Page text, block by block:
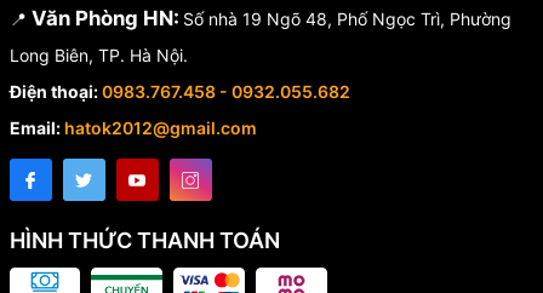
📍 Văn Phòng HN: Số nhà 19 Ngõ 48, Phố Ngọc Trì, Phường
Long Biên, TP. Hà Nội.
Điện thoại:0983.767.458 - 0932.055.682
Email: hatok2012@gmail.com
HÌNH THỨC THANH TOÁN